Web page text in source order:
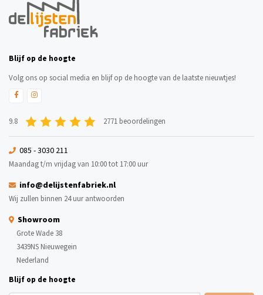
Blijf op de hoogte
Volg ons op social media en blijf op de hoogte van de laatste nieuwtjes!
9.8 2771 beoordelingen
085 - 3030 211
Maandag t/m vrijdag van 10:00 tot 17:00 uur
info@delijstenfabriek.nl
Wij zullen binnen 24 uur antwoorden
Showroom
Grote Wade 38
3439NS Nieuwegein
Nederland
Blijf op de hoogte